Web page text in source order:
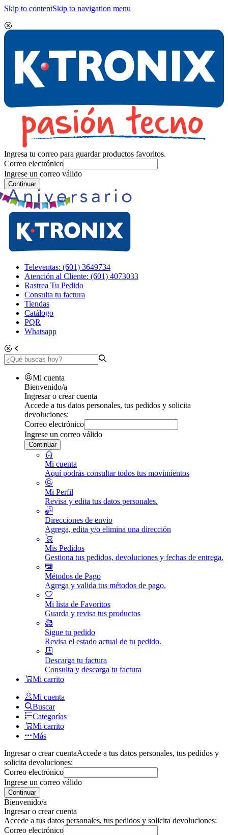
Skip to contentSkip to navigation menu
Ingresa tu correo para guardar productos favoritos.
Correo electrónico
Ingrese un correo válido
Continuar
Televentas: (601) 3649734
Atención al Cliente: (601) 4073033
Rastrea Tu Pedido
Consulta tu factura
Tiendas
Catálogo
PQR
Whatsapp
Mi cuenta
Bienvenido/a
Ingresar o crear cuenta
Accede a tus datos personales, tus pedidos y solicita
devoluciones:
Correo electrónico
Ingrese un correo válido
Continuar
Mi cuenta
Aquí podrás consultar todos tus movimientos
Mi Perfil
Revisa y edita tus datos personales.
Direcciones de envio
Agrega, edita y/o elimina una dirección
Mis Pedidos
Gestiona tus pedidos, devoluciones y fechas de entrega.
Métodos de Pago
Agrega y valida tus métodos de pago.
Mi lista de Favoritos
Guarda y revisa tus productos
Sigue tu pedido
Revisa el estado actual de tu pedido.
Descarga tu factura
Consulta y descarga tu factura
Mi carrito
Mi cuenta
Buscar
Categorías
Mi carrito
Más
Ingresar o crear cuentaAccede a tus datos personales, tus pedidos y
solicita devoluciones:
Correo electrónico
Ingrese un correo válido
Continuar
Bienvenido/a
Ingresar o crear cuenta
Accede a tus datos personales, tus pedidos y solicita devoluciones:
Correo electrónico